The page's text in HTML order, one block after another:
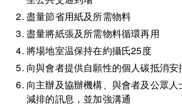
盡量節省用紙及所需物料
盡量將紙張及所需物料循環再用
將場地室温保持在約攝氏25度
向與會者提供自願性的個人碳抵消安
向主辦及協辦機構、與會者及公眾
減排的訊息，並加強溝通